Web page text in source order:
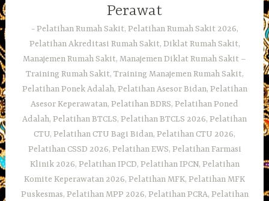
Perawat
Pelatihan Rumah Sakit, Pelatihan Rumah Sakit 2026,
Pelatihan Akreditasi Rumah Sakit, Diklat Rumah Sakit,
Manajemen Rumah Sakit, Manajemen Diklat Rumah Sakit –
Training Rumah Sakit, Training Manajemen Rumah Sakit,
Pelatihan Ponek Adalah, Pelatihan Asesor Bidan, Pelatihan
Asesor Keperawatan, Pelatihan BDRS, Pelatihan Poned
Adalah, Pelatihan BTCLS, Pelatihan BTCLS 2026, Pelatihan
CTU, Pelatihan CTU Bagi Bidan, Pelatihan CTU 2026,
Pelatihan CSSD 2026, Pelatihan EWS, Pelatihan Farmasi
Klinik 2026, Pelatihan IPCD, Pelatihan IPCN, Pelatihan
Komite Keperawatan 2026, Pelatihan MFK, Pelatihan MFK
Puskesmas, Pelatihan MPP 2026, Pelatihan PCRA, Pelatihan